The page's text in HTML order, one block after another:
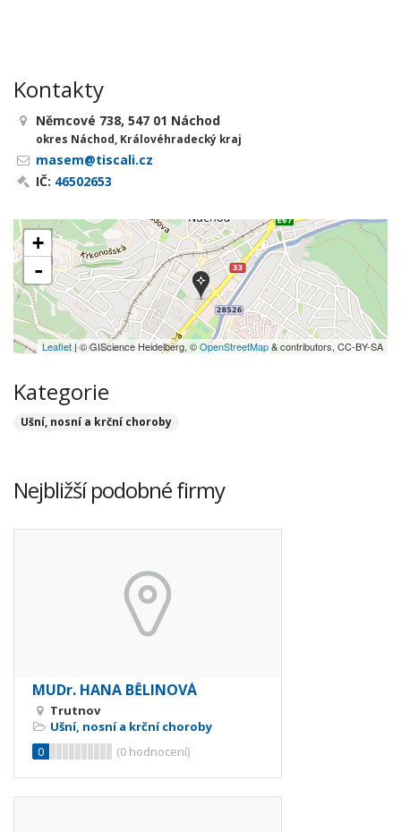
Kontakty
Němcové 738, 547 01 Náchod
okres Náchod, Královéhradecký kraj
masem@tiscali.cz
IČ: 46502653
+
-
Leaflet| © GIScience Heidelberg, ©OpenStreetMap& contributors, CC-BY-SA
Kategorie
Ušní, nosní a krční choroby
Nejbližší podobné firmy
MUDr. HANA BĚLINOVÁ
Trutnov
Ušní, nosní a krční choroby
0
(0 hodnocení)